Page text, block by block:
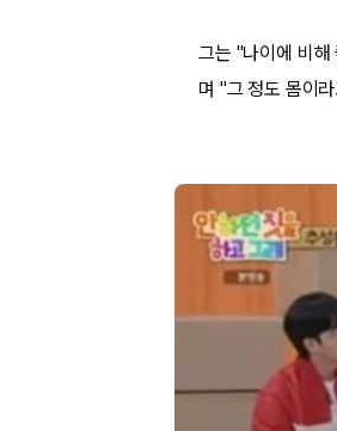
그는 "나이에 비해
며 "그 정도 몸이